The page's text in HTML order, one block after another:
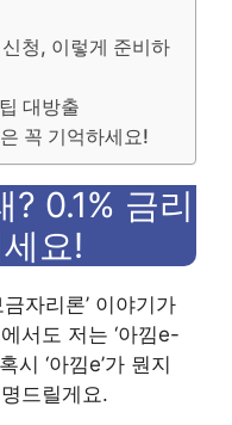
청, 이렇게 준비하
대방출
꼭 기억하세요!
? 0.1% 금리
요!
자리론’ 이야기가
서도 저는 ‘아낌e-
시 ‘아낌e’가 뭔지
드릴게요.